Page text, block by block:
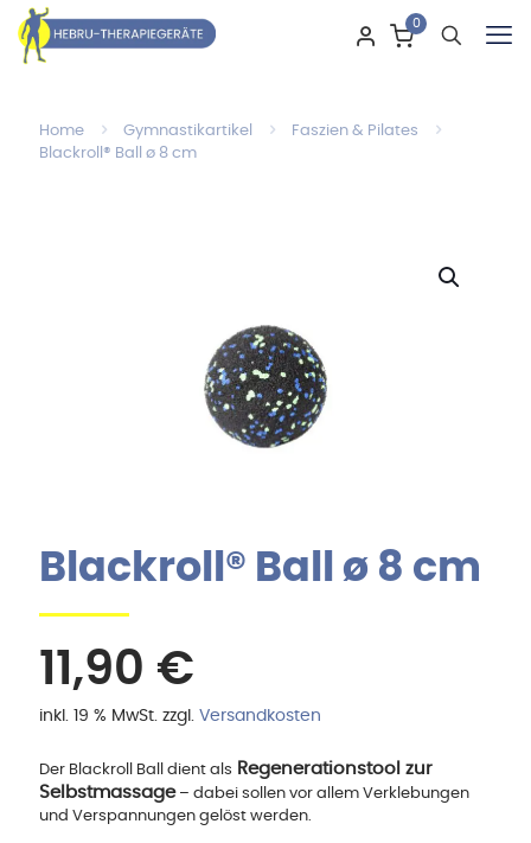
0
Home Gymnastikartikel
Faszien & Pilates
Blackroll® Ball ø 8 cm
Blackroll® Ball ø 8 cm
11,90 €
inkl. 19 % MwSt. zzgl. Versandkosten
Der Blackroll Ball dient als
Regenerationstool zur
Selbstmassage– dabei sollen vor allem Verklebungen
und Verspannungen gelöst werden.